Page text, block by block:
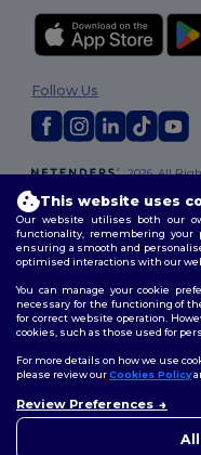
2026. All
Terms & Conditions
Policy|Site Map
Follow Us
This website uses
Our website utilises both our
functionality, remembering your
ensuring a smooth and
optimised interactions with our
You can manage your cookie
necessary for the functioning of
for correct website operation.
cookies, such as those used for
For more details on how we use
please review ourCookies Policy
Review Preferences